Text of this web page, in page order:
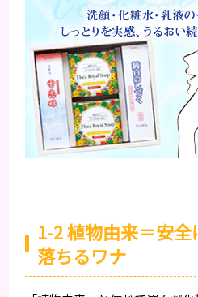
1-2 植物由来＝安
落ちるワナ